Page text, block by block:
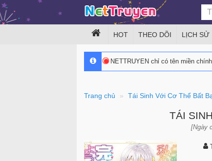
HOT THEO DÕI LỊCH SỬ
NETTRUYEN chỉ có tên miền
Trang chủ Tái Sinh Với Cơ Thể Bất
TÁI
[Ngày